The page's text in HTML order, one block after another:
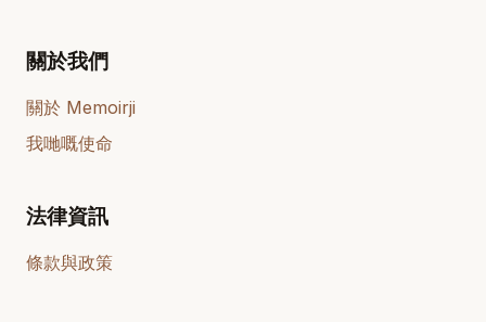
關於我們
關於 Memoirji
我哋嘅使命
法律資訊
條款與政策